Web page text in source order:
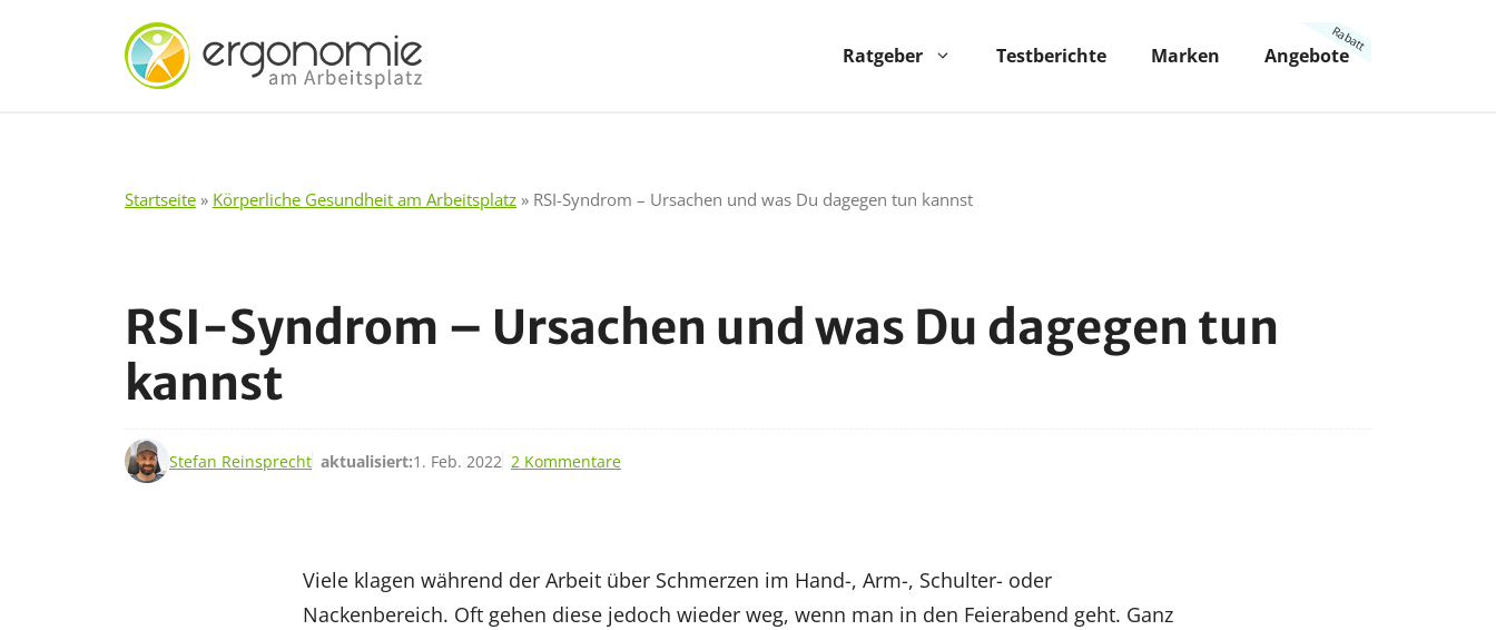
Ratgeber Testberichte Marken Angebote
Startseite » Körperliche Gesundheit am Arbeitsplatz » RSI-Syndrom – Ursachen und was Du dagegen tun kannst
RSI-Syndrom – Ursachen und was Du dagegen tun
kannst
Stefan Reinsprecht aktualisiert:1. Feb. 2022
15. Feb. 2019 2 Kommentare
Viele klagen während der Arbeit über Schmerzen im Hand-, Arm-, Schulter- oder
Nackenbereich. Oft gehen diese jedoch wieder weg, wenn man in den Feierabend geht. Ganz